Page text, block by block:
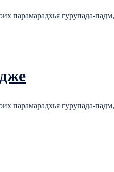
парамарадхья гурупада-
парамарадхья гурупада-